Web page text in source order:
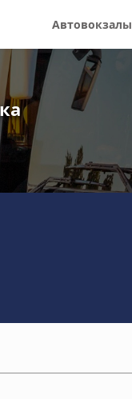
Автовокзалы